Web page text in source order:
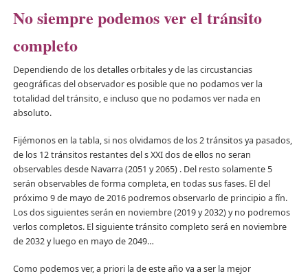
No siempre podemos ver el tránsito
completo
Dependiendo de los detalles orbitales y de las circustancias
geográficas del observador es posible que no podamos ver la
totalidad del tránsito, e incluso que no podamos ver nada en
absoluto.
Fijémonos en la tabla, si nos olvidamos de los 2 tránsitos ya pasados,
de los 12 tránsitos restantes del s XXI dos de ellos no seran
observables desde Navarra (2051 y 2065) . Del resto solamente 5
serán observables de forma completa, en todas sus fases. El del
próximo 9 de mayo de 2016 podremos observarlo de principio a fín.
Los dos siguientes serán en noviembre (2019 y 2032) y no podremos
verlos completos. El siguiente tránsito completo será en noviembre
de 2032 y luego en mayo de 2049…
Como podemos ver, a priori la de este año va a ser la mejor